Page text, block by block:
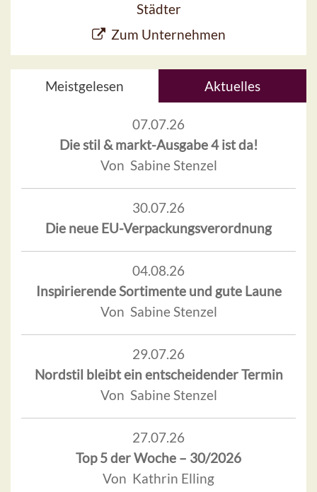
Städter
Zum Unternehmen
Meistgelesen Aktuelles
07.07.26
Die stil & markt-Ausgabe 4 ist da!
Von Sabine Stenzel
30.07.26
Die neue EU-Verpackungsverordnung
04.08.26
Inspirierende Sortimente und gute Laune
Von Sabine Stenzel
29.07.26
Nordstil bleibt ein entscheidender Termin
Von Sabine Stenzel
27.07.26
Top 5 der Woche – 30/2026
Von Kathrin Elling